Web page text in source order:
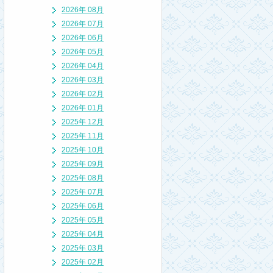
2026年 08月
2026年 07月
2026年 06月
2026年 05月
2026年 04月
2026年 03月
2026年 02月
2026年 01月
2025年 12月
2025年 11月
2025年 10月
2025年 09月
2025年 08月
2025年 07月
2025年 06月
2025年 05月
2025年 04月
2025年 03月
2025年 02月